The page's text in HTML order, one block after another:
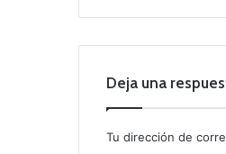
Deja una
Tu dirección de